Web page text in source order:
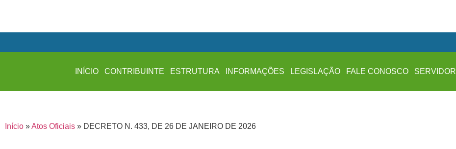
INÍCIO CONTRIBUINTE ESTRUTURA INFORMAÇÕES LEGISLAÇÃO FALE CONOSCO SERVIDOR
Início »Atos Oficiais » DECRETO N. 433, DE 26 DE JANEIRO DE 2026